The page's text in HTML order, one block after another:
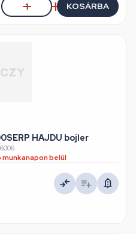
KOSÁRBA
HAJDU bojler
belül